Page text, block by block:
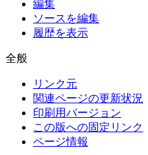
編集
ソースを編集
履歴を表示
全般
リンク元
関連ページの更新状況
印刷用バージョン
この版への固定リンク
ページ情報